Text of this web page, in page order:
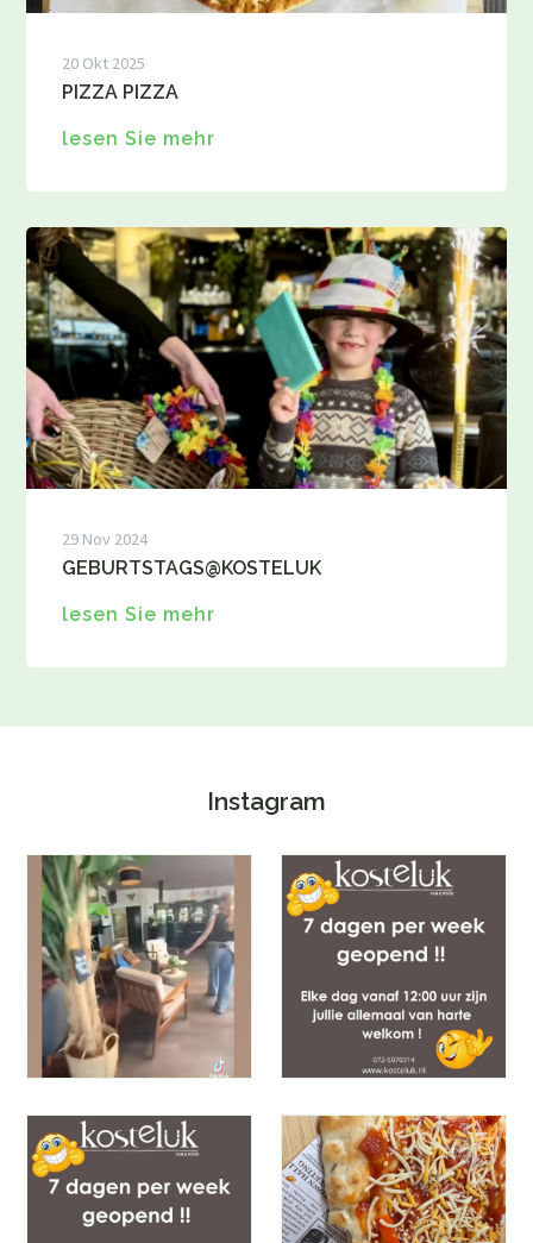
20 Okt 2025
PIZZA PIZZA
lesen Sie mehr
29 Nov 2024
GEBURTSTAGS@KOSTELUK
lesen Sie mehr
Instagram